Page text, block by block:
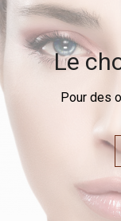
Le
Pour des